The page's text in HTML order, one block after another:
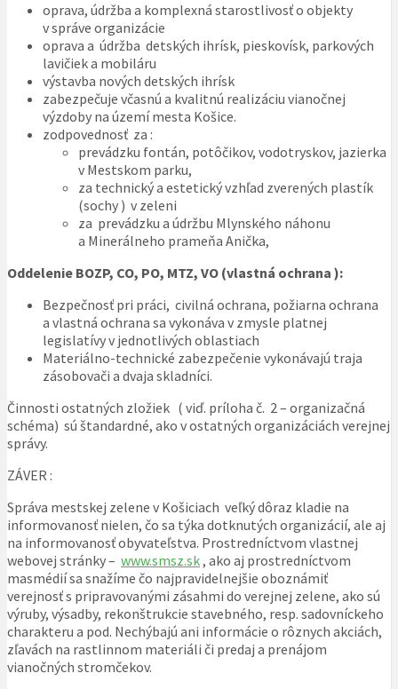
oprava, údržba a komplexná starostlivosť o objekty
v správe organizácie
oprava a údržba detských ihrísk, pieskovísk, parkových
lavičiek a mobiláru
výstavba nových detských ihrísk
zabezpečuje včasnú a kvalitnú realizáciu vianočnej
výzdoby na území mesta Košice.
zodpovednosť za :
prevádzku fontán, potôčikov, vodotryskov, jazierka
v Mestskom parku,
za technický a estetický vzhľad zverených plastík
(sochy ) v zeleni
za prevádzku a údržbu Mlynského náhonu
a Minerálneho prameňa Anička,
Oddelenie BOZP, CO, PO, MTZ, VO (vlastná ochrana ):
Bezpečnosť pri práci, civilná ochrana, požiarna ochrana
a vlastná ochrana sa vykonáva v zmysle platnej
legislatívy v jednotlivých oblastiach
Materiálno-technické zabezpečenie vykonávajú traja
zásobovači a dvaja skladníci.
Činnosti ostatných zložiek ( viď. príloha č. 2 – organizačná
schéma) sú štandardné, ako v ostatných organizáciách verejnej
správy.
ZÁVER :
Správa mestskej zelene v Košiciach veľký dôraz kladie na
informovanosť nielen, čo sa týka dotknutých organizácií, ale aj
na informovanosť obyvateľstva. Prostredníctvom vlastnej
webovej stránky – www.smsz.sk, ako aj prostredníctvom
masmédií sa snažíme čo najpravidelnejšie oboznámiť
verejnosť s pripravovanými zásahmi do verejnej zelene, ako sú
výruby, výsadby, rekonštrukcie stavebného, resp. sadovníckeho
charakteru a pod. Nechýbajú ani informácie o rôznych akciách,
zľavách na rastlinnom materiáli či predaj a prenájom
vianočných stromčekov.